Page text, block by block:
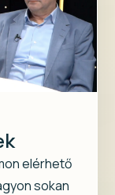
elérhető
sokan